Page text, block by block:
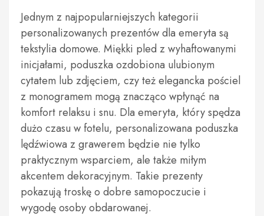
Jednym z najpopularniejszych kategorii
personalizowanych prezentów dla emeryta są
tekstylia domowe. Miękki pled z wyhaftowanymi
inicjałami, poduszka ozdobiona ulubionym
cytatem lub zdjęciem, czy też elegancka pościel
z monogramem mogą znacząco wpłynąć na
komfort relaksu i snu. Dla emeryta, który spędza
dużo czasu w fotelu, personalizowana poduszka
lędźwiowa z grawerem będzie nie tylko
praktycznym wsparciem, ale także miłym
akcentem dekoracyjnym. Takie prezenty
pokazują troskę o dobre samopoczucie i
wygodę osoby obdarowanej.